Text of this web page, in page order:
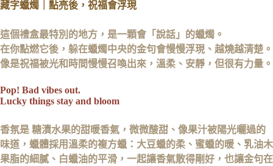
藏字蠟燭｜點亮後 ，祝福會浮現
這個禮盒最特別的地方，是一顆會「說話」的蠟燭。
在你點燃它後， 躲在蠟燭中央的金句會慢慢浮現、越燒越清楚。
像是祝福被光和時間慢慢召喚出來， 溫柔、安靜，但很有力量。
Pop! Bad vibes out.
Lucky things stay and bloom
香氛是 糖漬水果的甜暖香氣， 微微酸甜、像果汁被陽光曬過的
味道， 蠟體採用溫柔的複方蠟：大豆蠟的柔、蜜蠟的暖、乳油木
果脂的細膩、白蠟油的平滑，一起讓香氣散得剛好，也讓金句在